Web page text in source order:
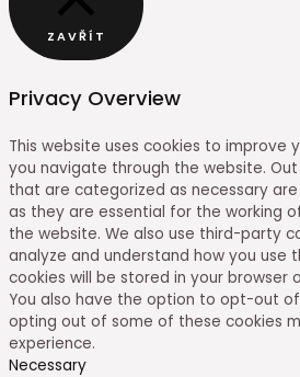
ZAVŘÍT
Privacy Overview
This website uses cookies to improve
you navigate through the website.
that are categorized as necessary
as they are essential for the working
the website. We also use third-party
analyze and understand how you use
cookies will be stored in your browser
You also have the option to opt-out
opting out of some of these cookies
experience.
Necessary